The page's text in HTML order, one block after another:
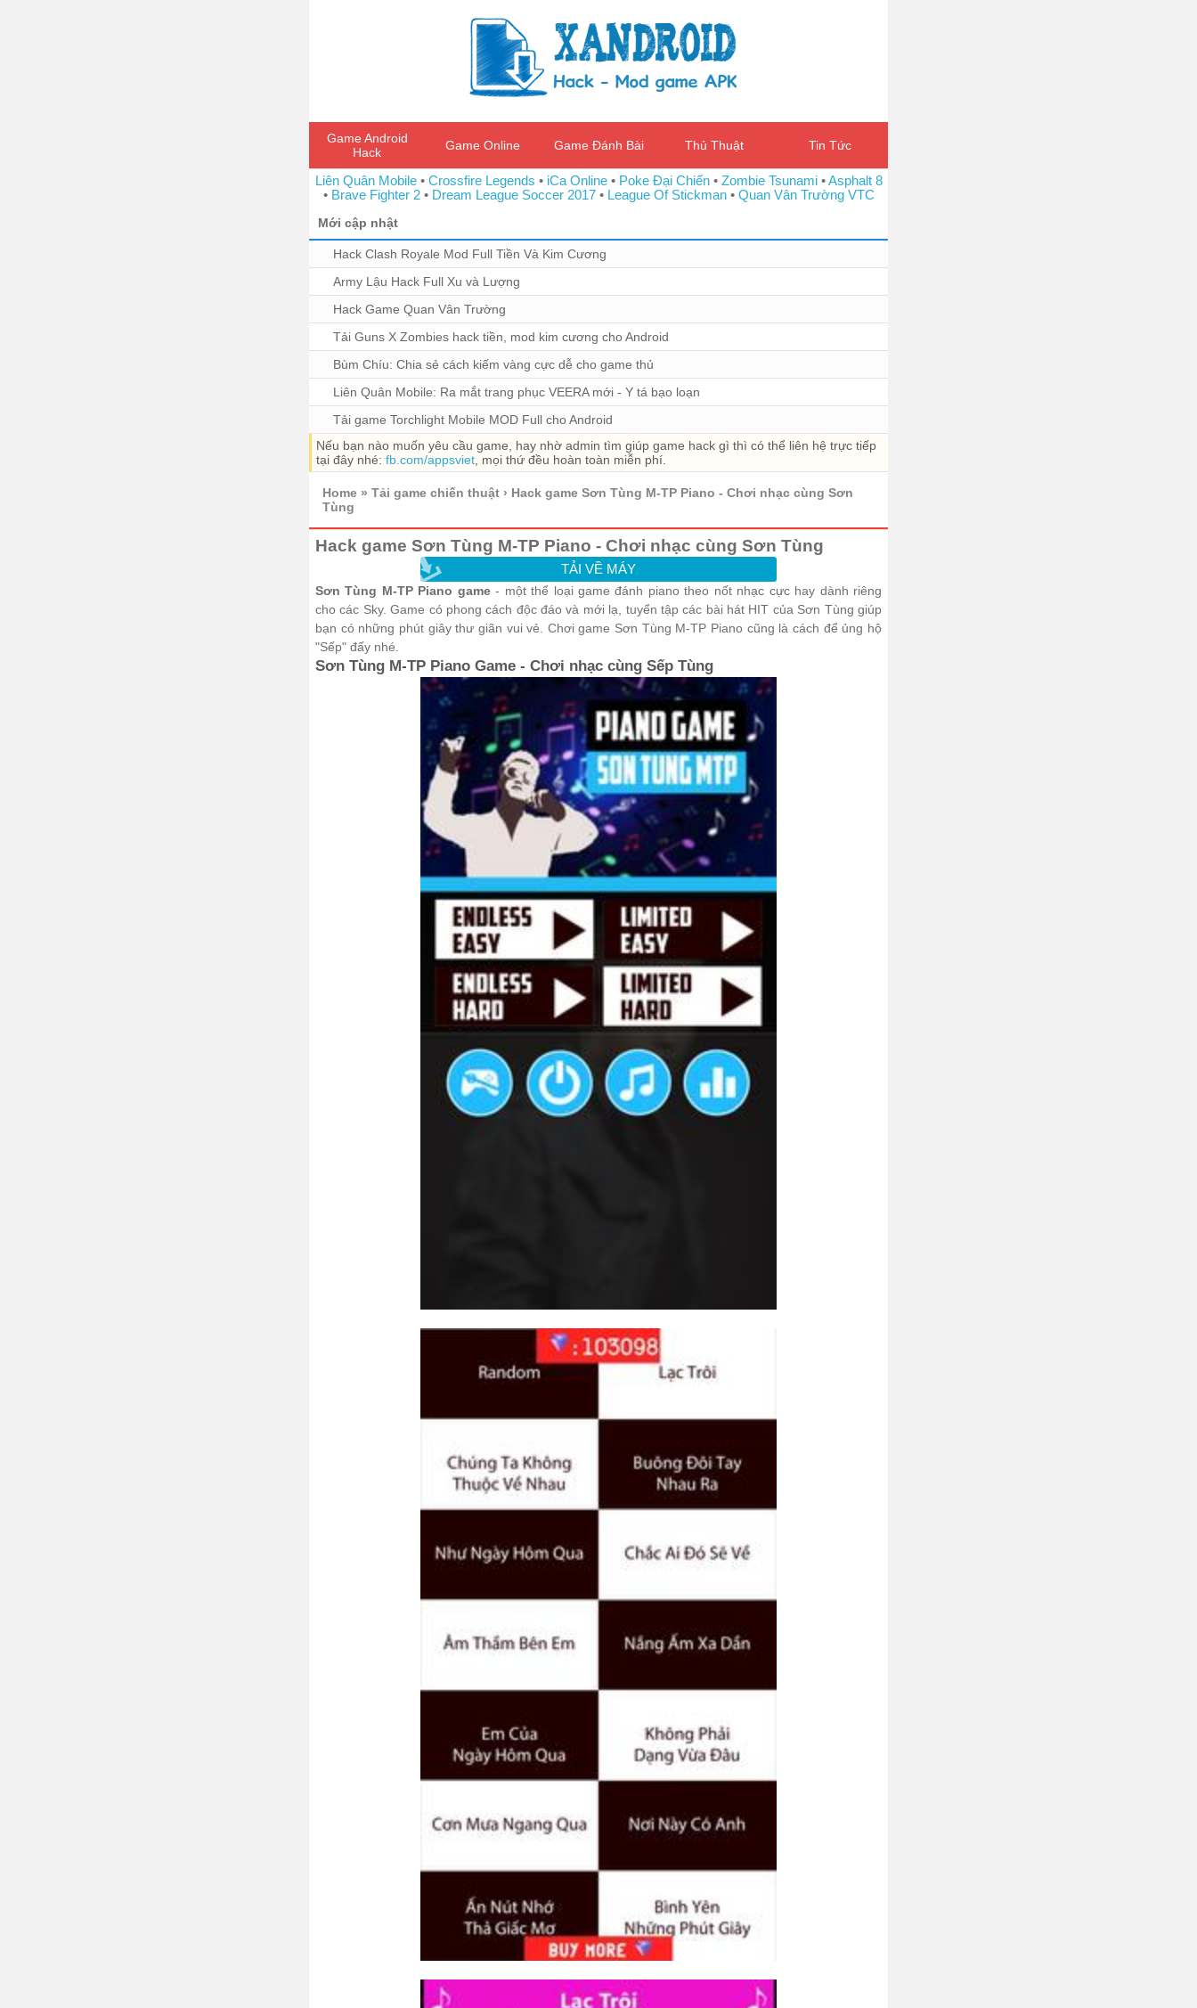
Game Android
Hack
Game Online Game Đánh Bài Thủ Thuật Tin Tức
Liên Quân Mobile• Crossfire Legends • iCa Online• Poke Đại Chiến• Zombie Tsunami•Asphalt 8
• Brave Fighter 2• Dream League Soccer 2017• League Of Stickman• Quan Vân Trường VTC
Mới cập nhật
Hack Clash Royale Mod Full Tiền Và Kim Cương
Army Lậu Hack Full Xu và Lượng
Hack Game Quan Vân Trường
Tải Guns X Zombies hack tiền, mod kim cương cho Android
Bùm Chíu: Chia sẻ cách kiếm vàng cực dễ cho game thủ
Liên Quân Mobile: Ra mắt trang phục VEERA mới - Y tá bạo loạn
Tải game Torchlight Mobile MOD Full cho Android
Nếu bạn nào muốn yêu cầu game, hay nhờ admin tìm giúp game hack gì thì có thể liên hệ trực tiếp
tại đây nhé: fb.com/appsviet , mọi thứ đều hoàn toàn miễn phí.
Home » Tải game chiến thuật › Hack game Sơn Tùng M-TP Piano - Chơi nhạc cùng Sơn
Tùng
Hack game Sơn Tùng M-TP Piano - Chơi nhạc cùng Sơn Tùng
TẢI VỀ MÁY
Sơn Tùng M-TP Piano game- một thể loại game đánh piano theo nốt nhạc cực hay dành riêng
cho các Sky. Game có phong cách độc đáo và mới lạ, tuyển tập các bài hát HIT của Sơn Tùng giúp
bạn có những phút giây thư giãn vui vẻ. Chơi game Sơn Tùng M-TP Piano cũng là cách để ủng hộ
"Sếp" đấy nhé.
Sơn Tùng M-TP Piano Game - Chơi nhạc cùng Sếp Tùng